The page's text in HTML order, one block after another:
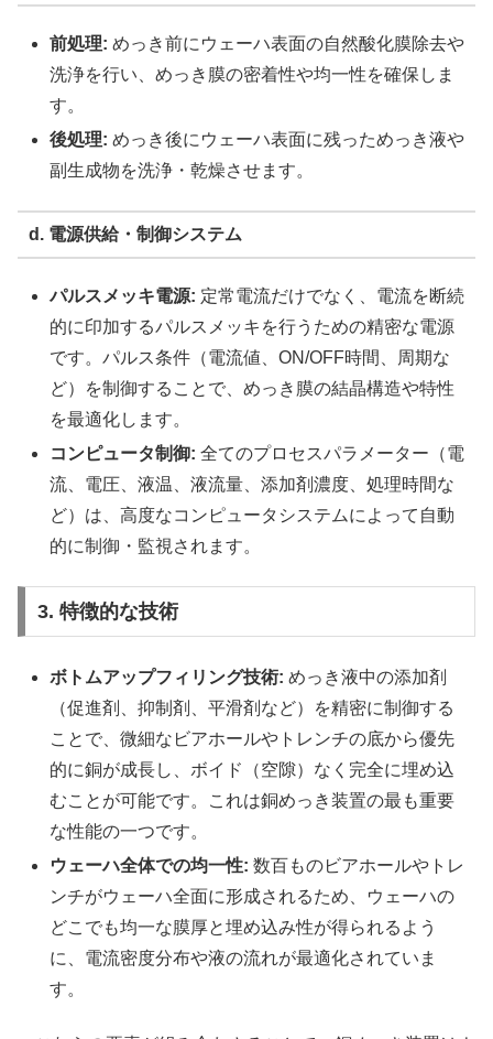
前処理: めっき前にウェーハ表面の自然酸化膜除去や
洗浄を行い、めっき膜の密着性や均一性を確保しま
す。
後処理: めっき後にウェーハ表面に残っためっき液や
副生成物を洗浄・乾燥させます。
d. 電源供給・制御システム
パルスメッキ電源: 定常電流だけでなく、電流を断続
的に印加するパルスメッキを行うための精密な電源
です。パルス条件（電流値、ON/OFF時間、周期な
ど）を制御することで、めっき膜の結晶構造や特性
を最適化します。
コンピュータ制御: 全てのプロセスパラメーター（電
流、電圧、液温、液流量、添加剤濃度、処理時間な
ど）は、高度なコンピュータシステムによって自動
的に制御・監視されます。
3. 特徴的な技術
ボトムアップフィリング技術: めっき液中の添加剤
（促進剤、抑制剤、平滑剤など）を精密に制御する
ことで、微細なビアホールやトレンチの底から優先
的に銅が成長し、ボイド（空隙）なく完全に埋め込
むことが可能です。これは銅めっき装置の最も重要
な性能の一つです。
ウェーハ全体での均一性: 数百ものビアホールやトレ
ンチがウェーハ全面に形成されるため、ウェーハの
どこでも均一な膜厚と埋め込み性が得られるよう
に、電流密度分布や液の流れが最適化されていま
す。